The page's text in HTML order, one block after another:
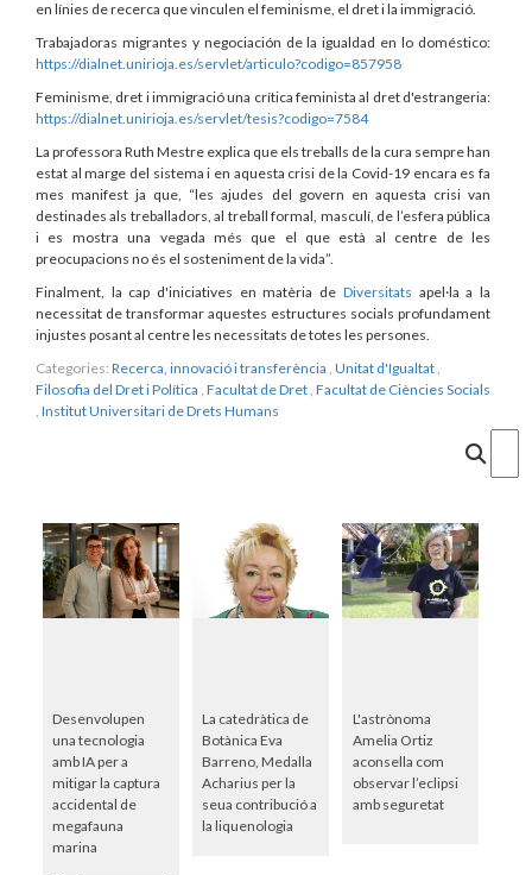
en línies de recerca que vinculen el feminisme, el dret i la immigració.
Trabajadoras migrantes y negociación de la igualdad en lo doméstico:
https://dialnet.unirioja.es/servlet/articulo?codigo=857958
Feminisme, dret i immigració una crítica feminista al dret d'estrangeria:
https://dialnet.unirioja.es/servlet/tesis?codigo=7584
La professora Ruth Mestre explica que els treballs de la cura sempre han
estat al marge del sistema i en aquesta crisi de la Covid-19 encara es fa
mes manifest ja que, “les ajudes del govern en aquesta crisi van
destinades als treballadors, al treball formal, masculí, de l’esfera pública
i es mostra una vegada més que el que està al centre de les
preocupacions no és el sosteniment de la vida”.
Finalment, la cap d'iniciatives en matèria de Diversitats apel·la a la
necessitat de transformar aquestes estructures socials profundament
injustes posant al centre les necessitats de totes les persones.
Categories: Recerca, innovació i transferència Unitat d'Igualtat
Filosofia del Dret i Política Facultat de Dret Facultat de Ciències Socials
Institut Universitari de Drets Humans
Desenvolupen
una tecnologia
amb IA per a
mitigar la captura
accidental de
megafauna
marina
La catedràtica de
Botànica Eva
Barreno, Medalla
Acharius per la
seua contribució a
la liquenologia
L'astrònoma
Amelia Ortiz
aconsella com
observar l’eclipsi
amb seguretat